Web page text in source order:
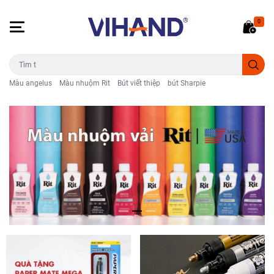
Màu angelus Màu nhuộm Rit Bút viết thiệp bút Sharpie
0